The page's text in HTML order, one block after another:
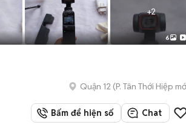
+2
6
Quận 12 (P. Tân Thới Hiệp
Bấm để hiện số Chat